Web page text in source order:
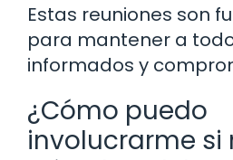
Estas reuniones son
para mantener a
informados y
¿Cómo puedo
involucrarme si